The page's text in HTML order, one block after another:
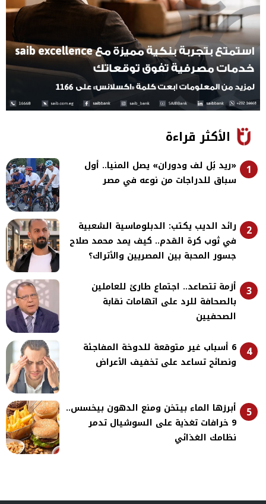
الأكثر قراءة
1
«ريد بُل لف ودوران» يصل المنيا.. أول
سباق للدراجات من نوعه في مصر
2
رائد الديب يكتب: الدبلوماسية الشعبية
في ثوب كرة القدم.. كيف يمد محمد صلاح
جسور المحبة بين المصريين والأتراك؟
3
أزمة تتصاعد.. اجتماع طارئ للعاملين
بالصحافة للرد على اتهامات نقابة
الصحفيين
4
6 أسباب غير متوقعة للدوخة المفاجئة
ونصائح تساعد على تخفيف الأعراض
5
أبرزها الماء بيتخن ومنع الدهون بيخسس..
9 خرافات تغذية على السوشيال تدمر
نظامك الغذائي